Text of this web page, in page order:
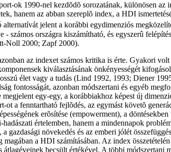
ok 1990-nel kezdõdõ sorozatának, különösen
hanem az abban szereplõ index, a HDI
jelent a korábbi egydimenziós
- számos országra kiszámítható, és egyszerû
Noll 2000; Zapf 2000).
az indexet számos kritika is érte. Gyakori
kiválasztásának önkényességét
élet vagy a tudás (Lind 1992, 1993; Diener
fontosságát, azonban módszertani és egyéb
megjelent egy-egy, a korábbiakhoz képest új
ot a fenntartható fejlõdés, az egymást követõ
erõsítése (empowerment), a
hadászati értelemben, hanem a mindennapok
gazdasági növekedés és az emberi jólét
magában a HDI számításában. Az index
átlagéveinek becsült értékével. A többi